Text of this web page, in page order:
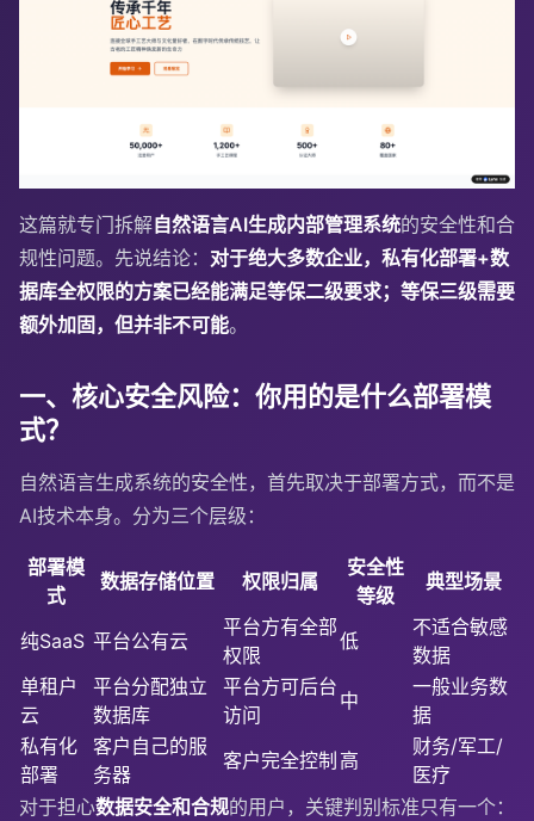
这篇就专门拆解自然语言AI生成内部管理系统的安全性和合
规性问题。先说结论： 对于绝大多数企业，私有化部署+数
据库全权限的方案已经能满足等保二级要求；等保三级需要
额外加固，但并非不可能。
一、核心安全风险：你用的是什么部署模
式？
自然语言生成系统的安全性，首先取决于部署方式，而不是
AI技术本身。分为三个层级：
部署模
式
数据存储位置 权限归属
安全性
等级
典型场景
纯SaaS 平台公有云
平台方有全部
权限
低
不适合敏感
数据
单租户
云
平台分配独立
数据库
平台方可后台
访问
中
一般业务数
据
私有化
部署
客户自己的服
务器
客户完全控制 高
财务/军工/
医疗
对于担心数据安全和合规的用户，关键判别标准只有一个：